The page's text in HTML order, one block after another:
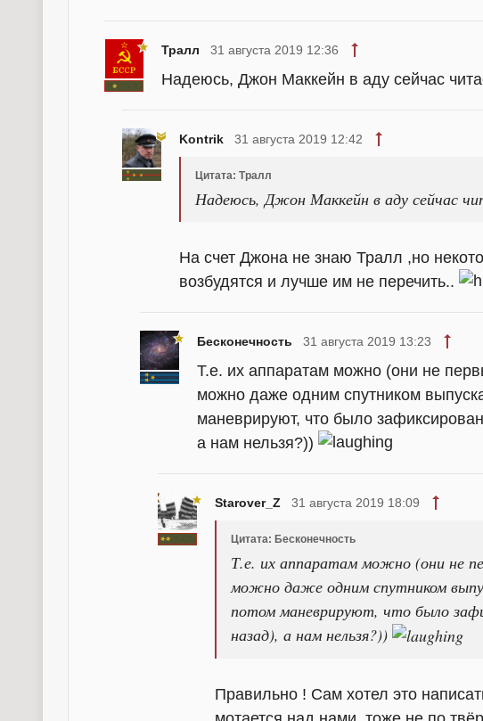
Тралл 31 августа 2019 12:36
Надеюсь, Джон Маккейн в аду сейчас
Kontrik 31 августа 2019 12:42
Цитата: Тралл
Надеюсь, Джон Маккейн в аду сейчас
На счет Джона не знаю Тралл ,но
возбудятся и лучше им не перечить..
Бесконечность 31 августа 2019 13:23
Т.е. их аппаратам можно (они не
можно даже одним спутником
маневрируют, что было
а нам нельзя?))
Starover_Z 31 августа 2019 18:09
Цитата: Бесконечность
Т.е. их аппаратам можно (они не
можно даже одним спутником
потом маневрируют, что было
назад), а нам нельзя?))
Правильно ! Сам хотел это